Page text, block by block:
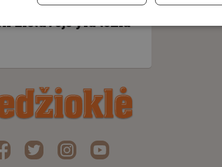
medžioklinis šuo
Lietuvoje yra tokia